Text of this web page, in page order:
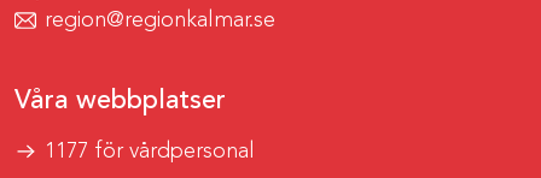
region@regionkalmar.se
Våra webbplatser
1177 för vårdpersonal